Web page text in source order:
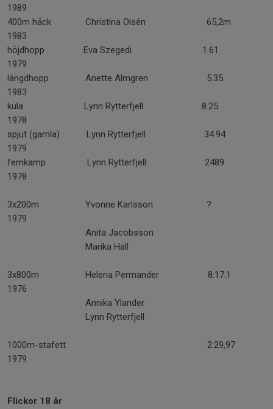
1989
400m häck Christina Olsén 65,2m
1983
höjdhopp Eva Szegedi 1.61
1979
längdhopp Anette Almgren 5.35
1983
kula Lynn Rytterfjell 8.25
1978
spjut (gamla) Lynn Rytterfjell 34.94
1979
femkamp Lynn Rytterfjell 2489
1978
3x200m Yvonne Karlsson ?
1979
Anita Jacobsson
Marika Hall
3x800m Helena Permander 8:17.1
1976
Annika Ylander
Lynn Rytterfjell
1000m-stafett 2:29,97
1979
Flickor 18 år